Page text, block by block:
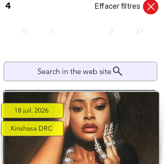
4 Effacer filtres
Search in the web site
18 juil. 2026
Kinshasa DRC